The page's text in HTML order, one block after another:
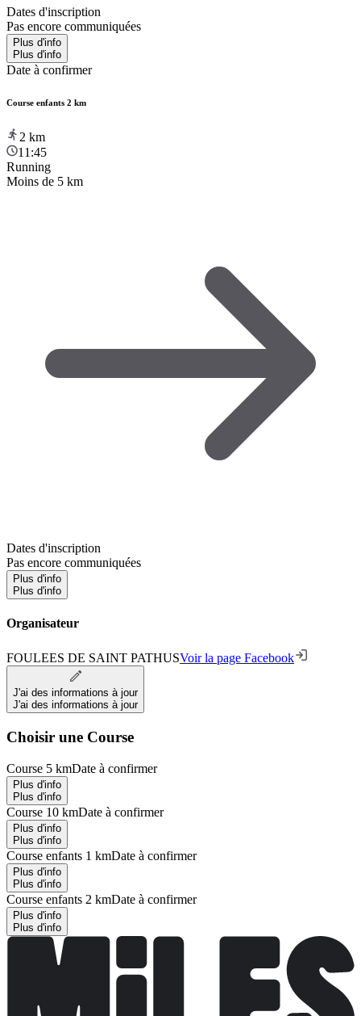
Dates d'inscription
Pas encore communiquées
Plus d'info
Plus d'info
Date à confirmer
Course enfants 2 km
2 km
11:45
Running
Moins de 5 km
Dates d'inscription
Pas encore communiquées
Plus d'info
Plus d'info
Organisateur
FOULEES DE SAINT PATHUSVoir la page Facebook
J'ai des informations à jour
J'ai des informations à jour
Choisir une Course
Course 5 kmDate à confirmer
Plus d'info
Plus d'info
Course 10 kmDate à confirmer
Plus d'info
Plus d'info
Course enfants 1 kmDate à confirmer
Plus d'info
Plus d'info
Course enfants 2 kmDate à confirmer
Plus d'info
Plus d'info